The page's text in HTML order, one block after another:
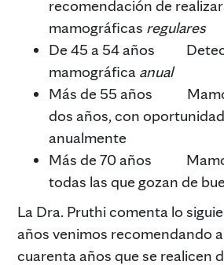
recomendación de
mamográficas regulares
De 45 a 54 años
mamográfica anual
Más de 55 años
dos años, con
anualmente
Más de 70 años
todas las que gozan de
La Dra. Pruthi comenta lo
años venimos recomendando
cuarenta años que se realicen